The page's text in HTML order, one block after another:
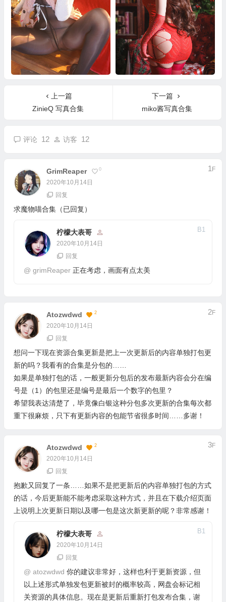
上一篇
ZinieQ 写真合集
下一篇
miko酱写真合集
评论 12 访客 12
GrimReaper 0
2020年10月14日
1 F
回复
求魔物喵合集（已回复）
柠檬大表哥
2020年10月14日
B1
回复
@ grimReaper正在考虑，画面有点太美
Atozwdwd 2
2020年10月14日
2F
回复
想问一下现在资源合集更新是把上一次更新后的内容单独打包更
新的吗？我看有的合集是分包的……
如果是单独打包的话，一般更新分包后的发布最新内容会分在编
号是（1）的包里还是编号是最后一个数字的包里？
希望我表达清楚了，毕竟像白银这种分包多次更新的合集每次都
重下很麻烦，只下有更新内容的包能节省很多时间……多谢！
Atozwdwd 2
2020年10月14日
3F
回复
抱歉又回复了一条……如果不是把更新后的内容单独打包的方式
的话，今后更新能不能考虑采取这种方式，并且在下载介绍页面
上说明上次更新日期以及哪一包是这次新更新的呢？非常感谢！
柠檬大表哥
2020年10月14日
B1
回复
@ atozwdwd 你的建议非常好，这样也利于更新资源，但
以上述形式单独发包更新被封的概率较高，网盘会标记相
关资源的具体信息。现在是更新后重新打包发布合集，谢